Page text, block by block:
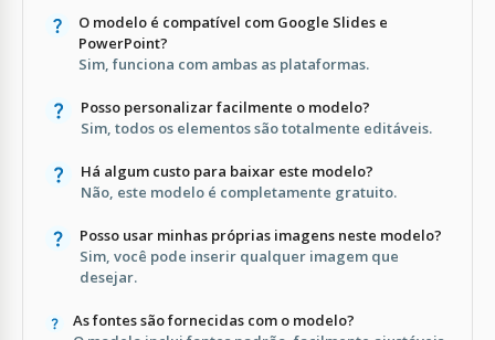
O modelo é compatível com Google Slides e
PowerPoint?
Sim, funciona com ambas as plataformas.
Posso personalizar facilmente o modelo?
Sim, todos os elementos são totalmente editáveis.
Há algum custo para baixar este modelo?
Não, este modelo é completamente gratuito.
Posso usar minhas próprias imagens neste modelo?
Sim, você pode inserir qualquer imagem que
desejar.
As fontes são fornecidas com o modelo?